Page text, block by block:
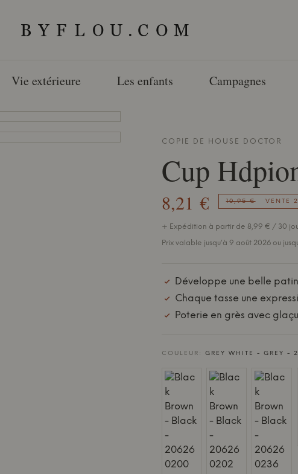
Vie extérieure Les enfants Campagnes
COPIE DE HOUSE DOCTOR
Cup
8,21 € 10,95 € VENTE
+ Expédition à partir de 8,99 € / 30
Prix valable jusqu'à 9 août 2026 ou
Développe une belle
Chaque tasse une
Poterie en grès avec
COULEUR: GREY WHITE - GREY -